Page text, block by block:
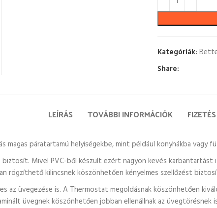
Kategóriák:
Share:
LEÍRÁS TOVÁBBI INFORMÁCIÓK
páratartamú helyiségekbe, mint például konyhákba vagy
Mivel PVC-ből készült ezért nagyon kevés
rögzíthető kilincsnek köszönhetően kényelmes szellőzést
az üvegezése is. A Thermostat megoldásnak köszönhetően
üvegnek köszönhetően jobban ellenállnak az üvegtörésnek